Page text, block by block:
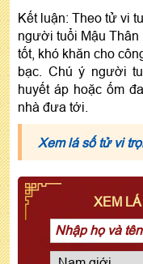
Kết luận: Theo tử vi
người tuổi Mậu Thân
tốt, khó khăn cho
bạc. Chú ý người
huyết áp hoặc ốm
nhà đưa tới.
Xem lá số tử vi
XEM